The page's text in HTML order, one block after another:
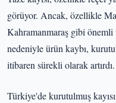
görüyor. Ancak, özellikle
Kahramanmaraş gibi
nedeniyle ürün kaybı,
itibaren sürekli olarak artırdı.
Türkiye'de kurutulmuş